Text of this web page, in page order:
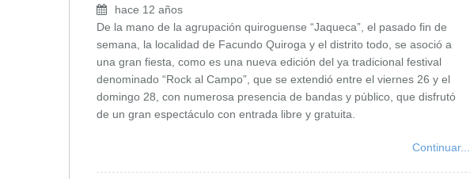
hace 12 años
De la mano de la agrupación quiroguense “Jaqueca”, el pasado fin de
semana, la localidad de Facundo Quiroga y el distrito todo, se asoció a
una gran fiesta, como es una nueva edición del ya tradicional festival
denominado “Rock al Campo”, que se extendió entre el viernes 26 y el
domingo 28, con numerosa presencia de bandas y público, que disfrutó
de un gran espectáculo con entrada libre y gratuita.
Continuar...